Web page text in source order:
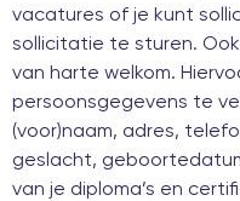
vacatures of je kunt
sollicitatie te sturen.
van harte welkom.
persoonsgegevens te
(voor)naam, adres,
geslacht,
van je diploma’s en